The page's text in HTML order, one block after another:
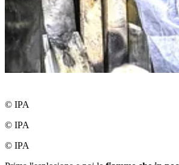
© IPA
© IPA
© IPA